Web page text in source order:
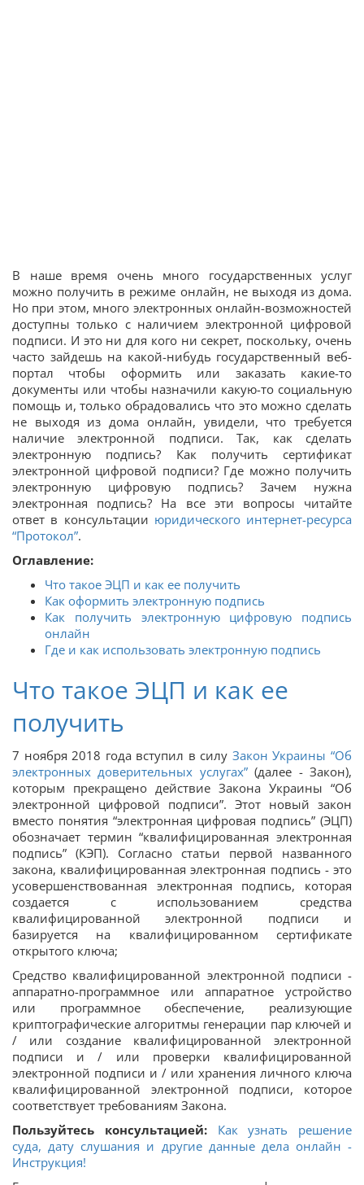
В наше время очень много государственных услуг
можно получить в режиме онлайн, не выходя из дома.
Но при этом, много электронных онлайн-возможностей
доступны только с наличием электронной цифровой
подписи. И это ни для кого ни секрет, поскольку, очень
часто зайдешь на какой-нибудь государственный веб-
портал чтобы оформить или заказать какие-то
документы или чтобы назначили какую-то социальную
помощь и, только обрадовались что это можно сделать
не выходя из дома онлайн, увидели, что требуется
наличие электронной подписи. Так, как сделать
электронную подпись? Как получить сертификат
электронной цифровой подписи? Где можно получить
электронную цифровую подпись? Зачем нужна
электронная подпись? На все эти вопросы читайте
ответ в консультации юридического интернет-ресурса
“Протокол”.
Оглавление:
Что такое ЭЦП и как ее получить
Как оформить электронную подпись
Как получить электронную цифровую подпись
онлайн
Где и как использовать электронную подпись
Что такое ЭЦП и как ее
получить
7 ноября 2018 года вступил в силу Закон Украины “Об
электронных доверительных услугах”(далее - Закон),
которым прекращено действие Закона Украины “Об
электронной цифровой подписи”. Этот новый закон
вместо понятия “электронная цифровая подпись” (ЭЦП)
обозначает термин “квалифицированная электронная
подпись” (КЭП). Согласно статьи первой названного
закона, квалифицированная электронная подпись - это
усовершенствованная электронная подпись, которая
создается с использованием средства
квалифицированной электронной подписи и
базируется на квалифицированном сертификате
открытого ключа;
Средство квалифицированной электронной подписи -
аппаратно-программное или аппаратное устройство
или программное обеспечение, реализующие
криптографические алгоритмы генерации пар ключей и
/ или создание квалифицированной электронной
подписи и / или проверки квалифицированной
электронной подписи и / или хранения личного ключа
квалифицированной электронной подписи, которое
соответствует требованиям Закона.
Пользуйтесь консультацией:
Как узнать решение
суда, дату слушания и другие данные дела онлайн -
Инструкция!